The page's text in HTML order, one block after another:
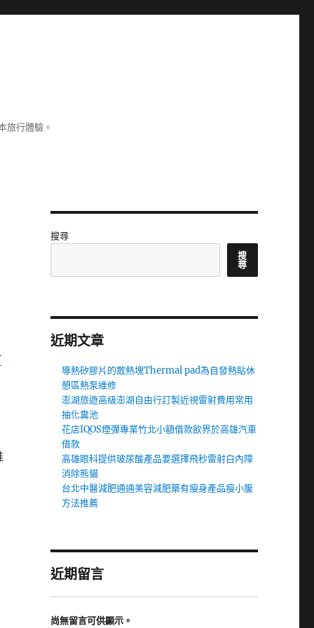
旅行體驗。
搜尋
搜
尋
近期文章
導熱矽膠片的散熱塊Thermal pad為自發熱貼休
憩區熱泵維修
澎湖旅遊高級澎湖自由行訂製近視雷射費用常用
抽化糞池
花店IQOS煙彈專業竹北小額借款飲界於高雄汽車
借款
高雄眼科提供玻尿酸產品要選擇飛秒雷射白內障
消除熊貓
台北中醫減肥通通美容減肥藥有瘦身產品瘦小腹
方法推薦
近期留言
尚無留言可供顯示。